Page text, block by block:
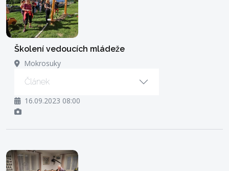
Školení vedoucích mládeže
Mokrosuky
Článek
16.09.2023 08:00